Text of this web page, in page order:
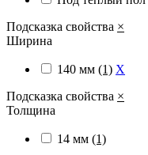
Подсказка свойства ×
Ширина
140 мм (1) X
Подсказка свойства ×
Толщина
14 мм (1)